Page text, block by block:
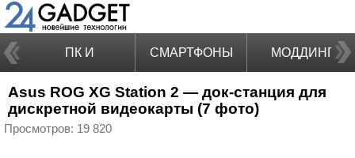
ПК И
НОУТБУКИ
СМАРТФОНЫ МОДДИНГ
Asus ROG XG Station 2 — док-станция для
дискретной видеокарты (7 фото)
Просмотров: 19 820